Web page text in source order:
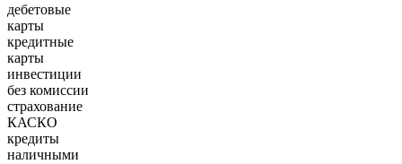
дебетовые
карты
кредитные
карты
инвестиции
без комиссии
страхование
КАСКО
кредиты
наличными